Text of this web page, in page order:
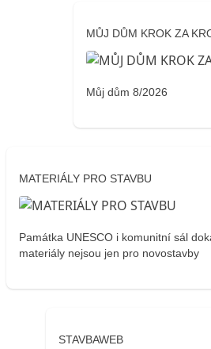
MŮJ DŮM KROK ZA
Můj dům 8/2026
MATERIÁLY PRO STAVBU
Památka UNESCO i komunitní sál
materiály nejsou jen pro novostavby
STAVBAWEB